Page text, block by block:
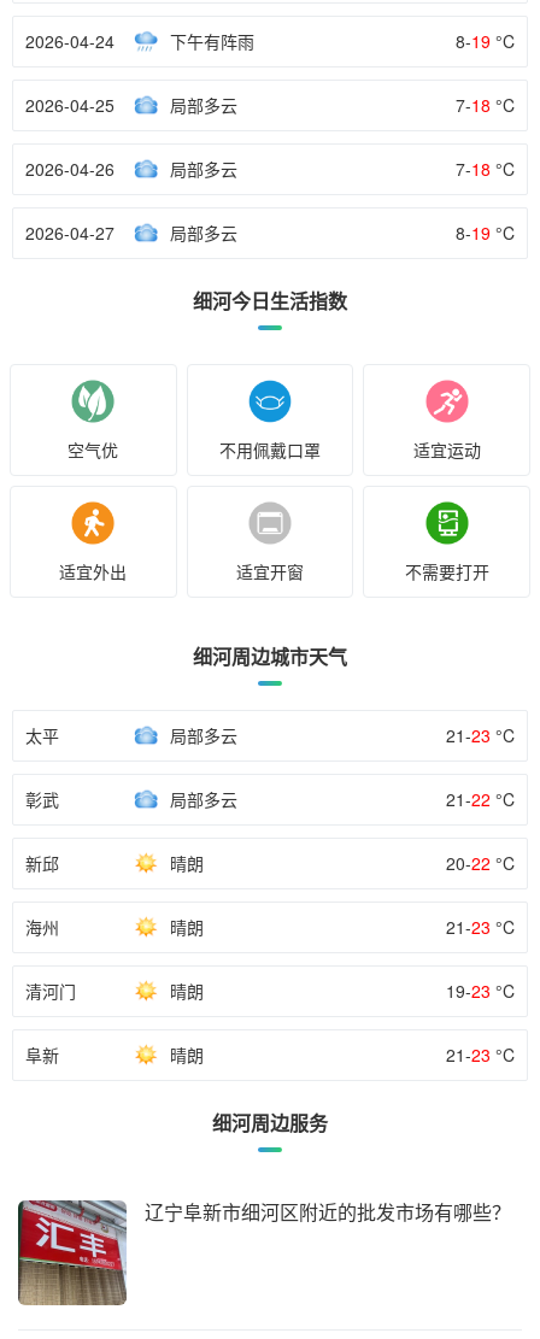
2026-04-24 下午有阵雨 8-19 °C
2026-04-25 局部多云 7-18 °C
2026-04-26 局部多云 7-18 °C
2026-04-27 局部多云 8-19 °C
细河今日生活指数
空气优 不用佩戴口罩 适宜运动
适宜外出 适宜开窗 不需要打开
细河周边城市天气
太平 局部多云 21-23 °C
彰武 局部多云 21-22 °C
新邱 晴朗 20-22 °C
海州 晴朗 21-23 °C
清河门 晴朗 19-23 °C
阜新 晴朗 21-23 °C
细河周边服务
辽宁阜新市细河区附近的批发市场有哪些？